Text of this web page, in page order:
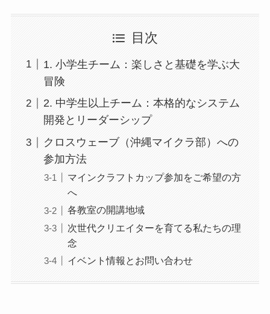
目次
1. 小学生チーム：楽しさと基礎を学ぶ大
冒険
2. 中学生以上チーム：本格的なシステム
開発とリーダーシップ
クロスウェーブ（沖縄マイクラ部）への
参加方法
マインクラフトカップ参加をご希望の方
へ
各教室の開講地域
次世代クリエイターを育てる私たちの理
念
イベント情報とお問い合わせ